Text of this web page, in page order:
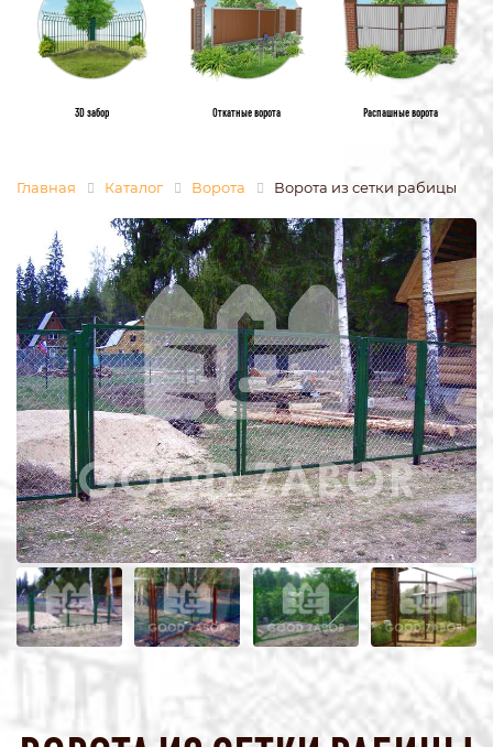
3D забор Откатные ворота Распашные ворота
Главная Каталог Ворота Ворота из сетки рабицы